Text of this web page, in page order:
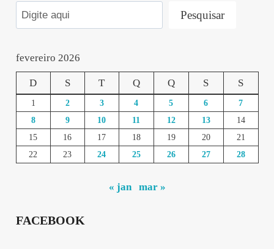
Pesquisar
fevereiro 2026
D S T Q Q S S
1 2 3 4 5 6
7
8
9 10 11 12 13
14
15
16 17 18 19 20
21
22
23 24 25 26 27 28
« jan mar »
FACEBOOK